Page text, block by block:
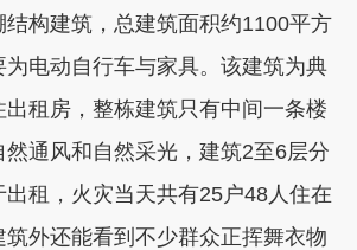
结构建筑，总建筑面积约1100平方
电动自行车与家具。该建筑为典
租房，整栋建筑只有中间一条楼
通风和自然采光，建筑2至6层分
出租，火灾当天共有25户48人住在
外还能看到不少群众正挥舞衣物